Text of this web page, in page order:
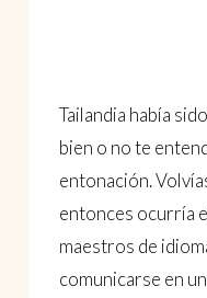
Tailandia había
bien o no te
entonación.
entonces ocurría
maestros de
comunicarse en